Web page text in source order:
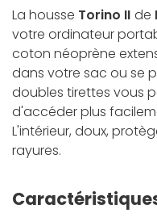
La housse Torino II de
votre ordinateur
coton néoprène
dans votre sac ou se
doubles tirettes vous
d'accéder plus
L'intérieur, doux,
rayures.